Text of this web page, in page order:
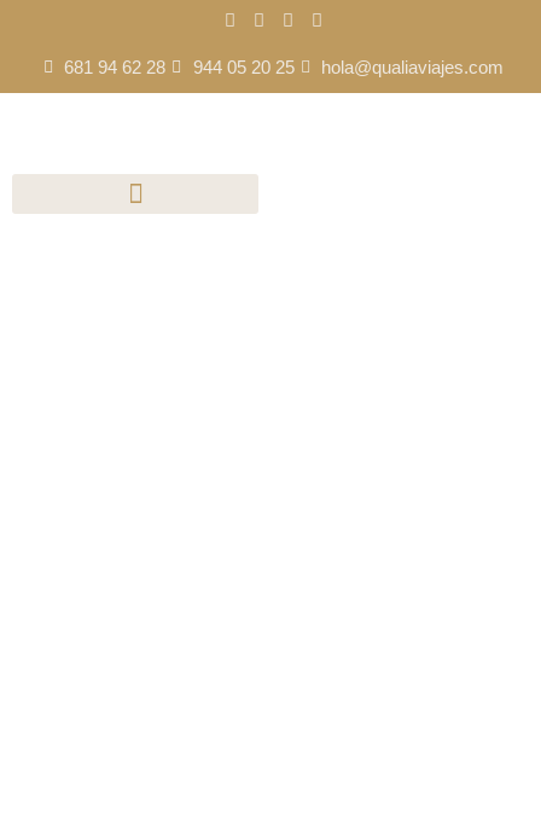
681 94 62 28 944 05 20 25 hola@qualiaviajes.com